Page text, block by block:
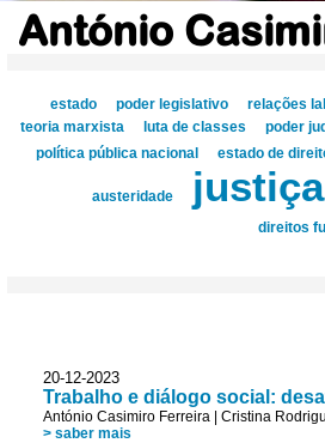
António
estado poder legislativo relações
teoria marxista luta de classes poder
política pública nacional
estado de
austeridade justiça
direitos
20-12-2023
Trabalho e diálogo social:
António Casimiro Ferreira Cristina
> saber mais